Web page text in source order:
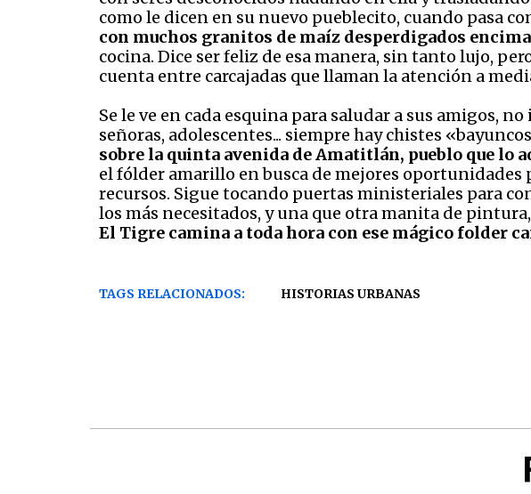
como le dicen en su nuevo pueblecito, cuando pasa
con muchos granitos de maíz desperdigados
cocina. Dice ser feliz de esa manera, sin tanto lujo,
cuenta entre carcajadas que llaman la atención a
Se le ve en cada esquina para saludar a sus amigos,
señoras, adolescentes... siempre hay chistes
sobre la quinta avenida de Amatitlán, pueblo que lo
el fólder amarillo en busca de mejores oportunidades
recursos. Sigue tocando puertas ministeriales para
los más necesitados, y una que otra manita de
El Tigre camina a toda hora con ese mágico folder
TAGS RELACIONADOS: HISTORIAS URBANAS